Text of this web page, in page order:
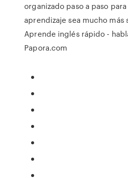
organizado paso a paso
aprendizaje sea mucho más
Aprende inglés rápido -
Papora.com